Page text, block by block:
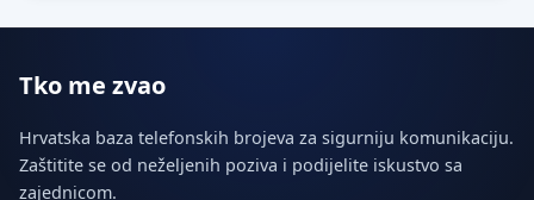
Tko me zvao
Hrvatska baza telefonskih brojeva za sigurniju komunikaciju.
Zaštitite se od neželjenih poziva i podijelite iskustvo sa
zajednicom.